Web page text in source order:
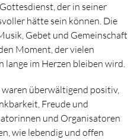
der in seiner
hätte sein können. Die
Gebet und Gemeinschaft
Moment, der vielen
lange im Herzen bleiben wird.
waren überwältigend positiv,
Freude und
und Organisatoren
wie lebendig und offen